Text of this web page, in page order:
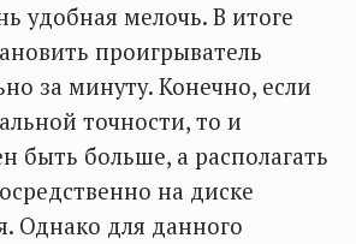
удобная мелочь. В итоге
проигрыватель
за минуту. Конечно, если
точности, то и
быть больше, а располагать
на диске
Однако для данного